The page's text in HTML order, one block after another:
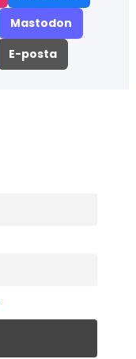
Mastodon
E-posta